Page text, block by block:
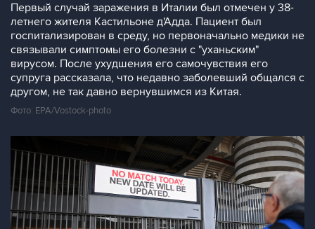
Первый случай заражения в Италии был отмечен у 38-
летнего жителя Кастильоне д'Адда. Пациент был
госпитализирован в среду, но первоначально медики не
связывали симптомы его болезни с "уханьским"
вирусом. После ухудшения его самочувствия его
супруга рассказала, что недавно заболевший общался с
другом, не так давно вернувшимся из Китая.
Фото: EPA/Vostock-photo